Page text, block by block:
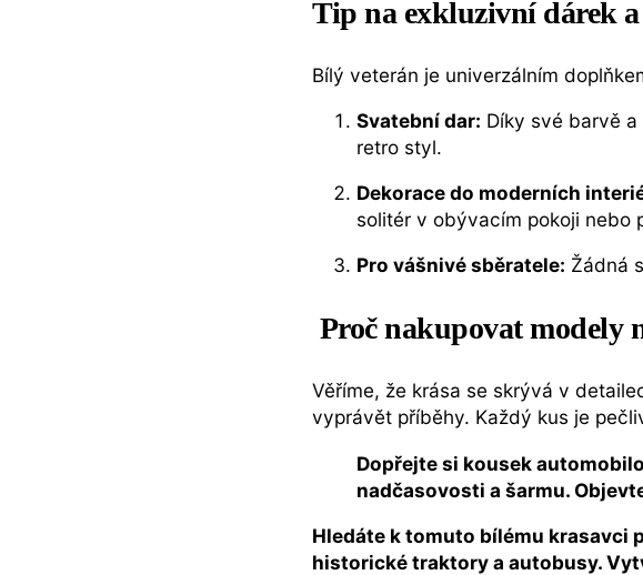
Tip na exkluzivní dárek
Bílý veterán je univerzálním
Svatební dar: Díky své barvě
retro styl.
Dekorace do moderních
solitér v obývacím pokoji nebo
Pro vášnivé sběratele: Žádná
Proč nakupovat modely
Věříme, že krása se skrývá v
vyprávět příběhy. Každý kus je
Dopřejte si kousek
nadčasovosti a šarmu.
Hledáte k tomuto bílému krasavci
historické traktory a autobusy.